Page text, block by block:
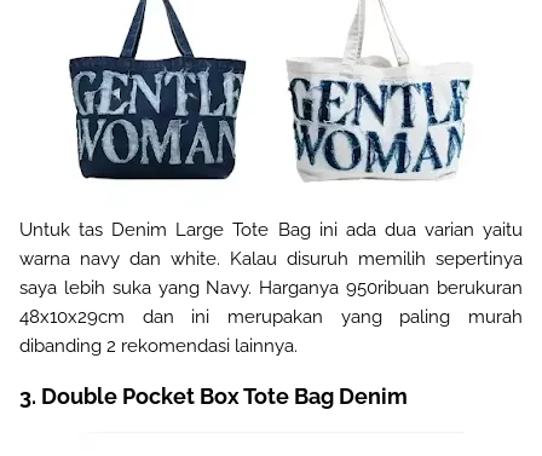
Untuk tas Denim Large Tote Bag ini ada dua varian yaitu
warna navy dan white. Kalau disuruh memilih sepertinya
saya lebih suka yang Navy. Harganya 950ribuan berukuran
48x10x29cm dan ini merupakan yang paling murah
dibanding 2 rekomendasi lainnya.
3. Double Pocket Box Tote Bag Denim